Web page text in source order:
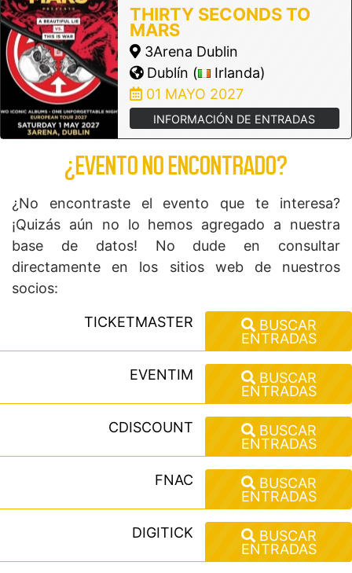
THIRTY SECONDS TO
MARS
3Arena Dublin
Dublín (
Irlanda)
01 MAYO 2027
INFORMACIÓN DE ENTRADAS
¿EVENTO NO ENCONTRADO?
¿No encontraste el evento que te interesa?
¡Quizás aún no lo hemos agregado a nuestra
base de datos! No dude en consultar
directamente en los sitios web de nuestros
socios:
TICKETMASTER
BUSCAR
ENTRADAS
EVENTIM
BUSCAR
ENTRADAS
CDISCOUNT
BUSCAR
ENTRADAS
FNAC
BUSCAR
ENTRADAS
DIGITICK
BUSCAR
ENTRADAS